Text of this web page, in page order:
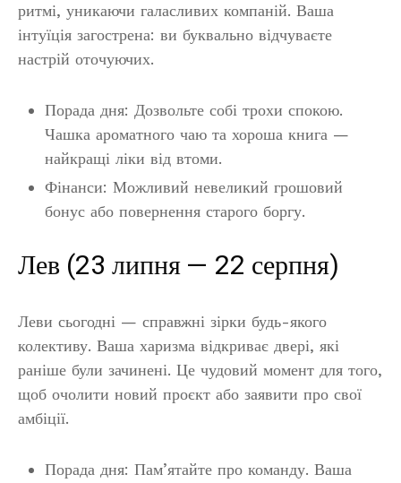
ритмі, уникаючи галасливих компаній. Ваша
інтуїція загострена: ви буквально відчуваєте
настрій оточуючих.
Порада дня: Дозвольте собі трохи спокою.
Чашка ароматного чаю та хороша книга —
найкращі ліки від втоми.
Фінанси: Можливий невеликий грошовий
бонус або повернення старого боргу.
Лев (23 липня — 22 серпня)
Леви сьогодні — справжні зірки будь-якого
колективу. Ваша харизма відкриває двері, які
раніше були зачинені. Це чудовий момент для того,
щоб очолити новий проєкт або заявити про свої
амбіції.
Порада дня: Пам’ятайте про команду. Ваша